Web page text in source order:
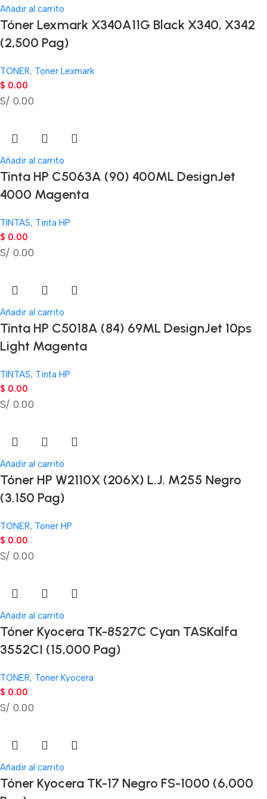
Añadir al carrito
Tóner Lexmark X340A11G Black X340, X342
(2,500 Pag)
TONER, Toner Lexmark
$ 0.00
S/ 0.00
Añadir al carrito
Tinta HP C5063A (90) 400ML DesignJet
4000 Magenta
TINTAS, Tinta HP
$ 0.00
S/ 0.00
Añadir al carrito
Tinta HP C5018A (84) 69ML DesignJet 10ps
Light Magenta
TINTAS, Tinta HP
$ 0.00
S/ 0.00
Añadir al carrito
Tóner HP W2110X (206X) L.J. M255 Negro
(3.150 Pag)
TONER, Toner HP
$ 0.00
S/ 0.00
Añadir al carrito
Tóner Kyocera TK-8527C Cyan TASKalfa
3552CI (15,000 Pag)
TONER, Toner Kyocera
$ 0.00
S/ 0.00
Añadir al carrito
Tóner Kyocera TK-17 Negro FS-1000 (6,000